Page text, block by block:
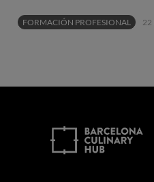
FORMACIÓN PROFESIONAL 22